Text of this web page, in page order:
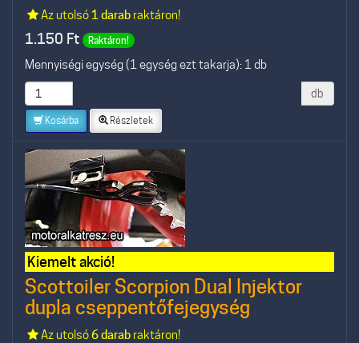
Az utolsó 1 darabraktáron!
1.150 Ft Raktáron!
Mennyiségi egység (1 egység ezt takarja): 1 db
db
Kosárba Részletek
Kiemelt akció!
Scottoiler Scorpion Dual Injektor
dupla cseppentőfejegység
Az utolsó6 darabraktáron!